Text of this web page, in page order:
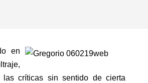
en
las críticas sin sentido de cierta